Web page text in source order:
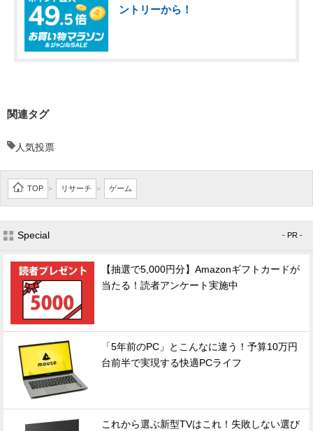
ントリーから！
関連タグ
人気投票
TOP > リサーチ > ゲーム
Special - PR -
【抽選で5,000円分】Amazonギフトカードが
当たる！読者アンケート実施中
「5年前のPC」とこんなに違う！予算10万円
台前半で実現する快適PCライフ
これから選ぶ新型TVはこれ！失敗しない選び